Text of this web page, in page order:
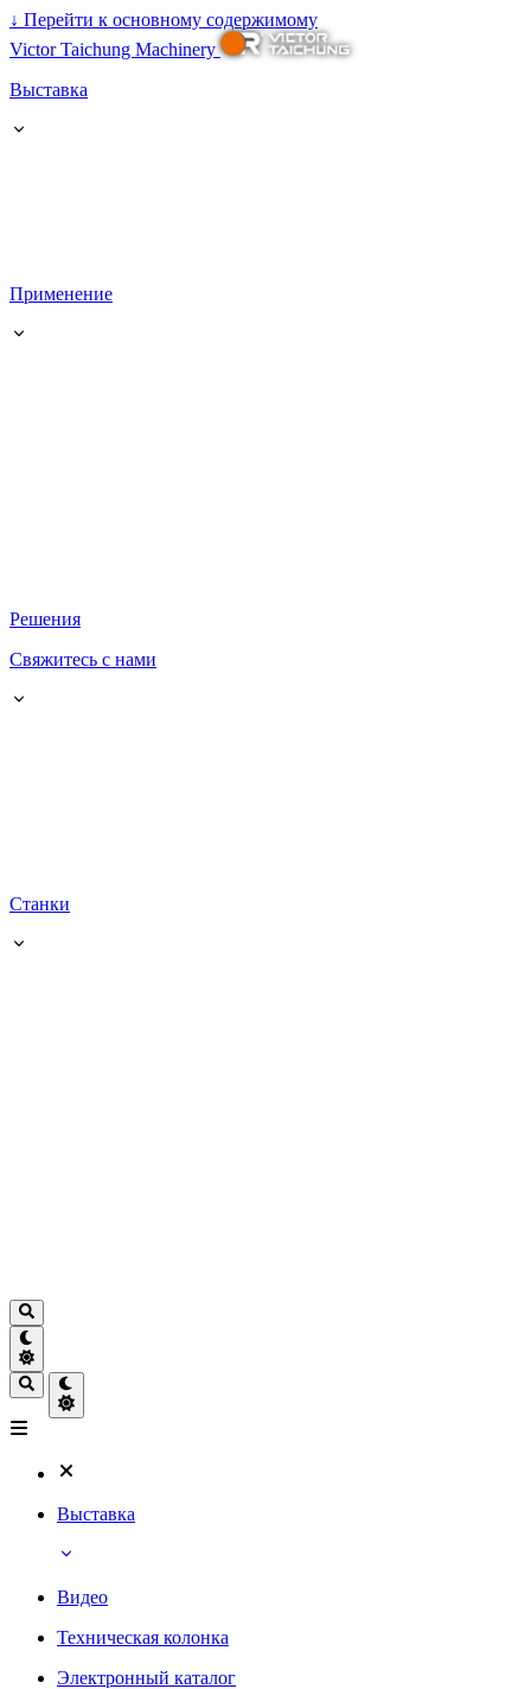
↓ Перейти к основному содержимому
Victor Taichung Machinery
Выставка
Применение
Решения
Свяжитесь с нами
Станки
Выставка
Видео
Техническая колонка
Электронный каталог